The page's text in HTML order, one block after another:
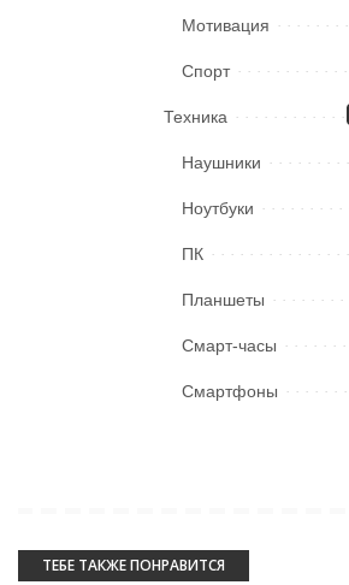
Мотивация
Спорт
Техника
Наушники
Ноутбуки
ПК
Планшеты
Смарт-часы
Смартфоны
ТЕБЕ ТАКЖЕ ПОНРАВИТСЯ